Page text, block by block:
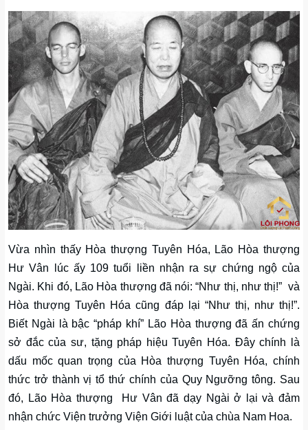
Vừa nhìn thấy Hòa thượng Tuyên Hóa, Lão Hòa thượng
Hư Vân lúc ấy 109 tuổi liền nhận ra sự chứng ngộ của
Ngài. Khi đó, Lão Hòa thượng đã nói: “Như thị, như thị!” và
Hòa thượng Tuyên Hóa cũng đáp lại “Như thị, như thị!”.
Biết Ngài là bậc “pháp khí” Lão Hòa thượng đã ấn chứng
sở đắc của sư, tặng pháp hiệu Tuyên Hóa. Đây chính là
dấu mốc quan trọng của Hòa thượng Tuyên Hóa, chính
thức trở thành vị tổ thứ chính của Quy Ngưỡng tông. Sau
đó, Lão Hòa thượng Hư Vân đã dạy Ngài ở lại và đảm
nhận chức Viện trưởng Viện Giới luật của chùa Nam Hoa.